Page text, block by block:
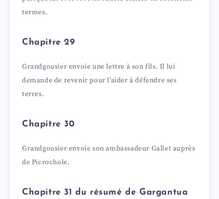
termes.
Chapitre 29
Grandgousier envoie une lettre à son fils. Il lui
demande de revenir pour l’aider à défendre ses
terres.
Chapitre 30
Grandgousier envoie son ambassadeur Gallet auprès
de Picrochole.
Chapitre 31 du résumé de Gargantua